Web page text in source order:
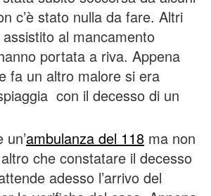
c’è stato nulla da fare. Altri
al mancamento
portata a riva. Appena
fa un altro malore si era
con il decesso di un
ambulanza del 118 ma non
che constatare il decesso
adesso l’arrivo del